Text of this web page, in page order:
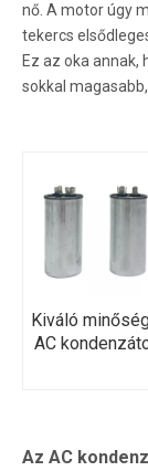
nő. A motor úgy
tekercs
Ez az oka
sokkal
Kiváló
AC
Az AC